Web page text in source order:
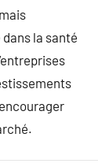
la santé